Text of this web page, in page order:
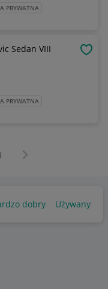
PRYWATNA
Sedan VIII
PRYWATNA
Następna strona
dobry Używany